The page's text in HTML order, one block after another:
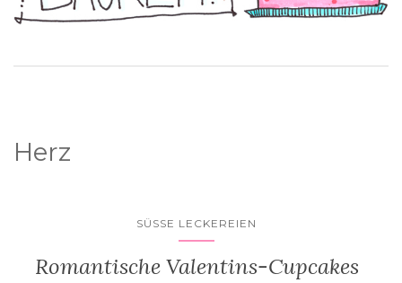
Herz
SÜSSE LECKEREIEN
Romantische Valentins-Cupcakes